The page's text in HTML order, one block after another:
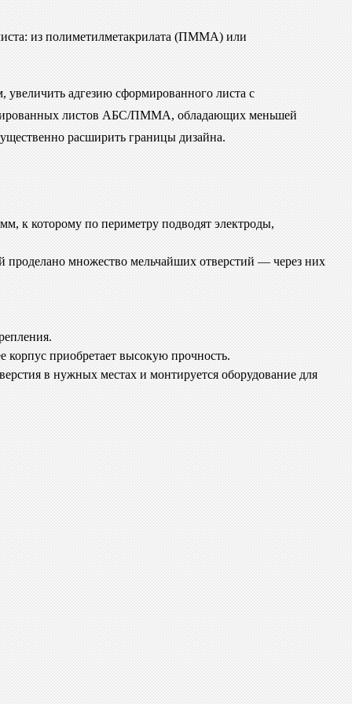
из полиметилметакрилата (ПММА) или
адгезию сформированного листа с
листов АБС/ПММА, обладающих меньшей
расширить границы дизайна.
которому по периметру подводят электроды,
проделано множество мельчайших отверстий — через них
корпус приобретает высокую прочность.
в нужных местах и монтируется оборудование для